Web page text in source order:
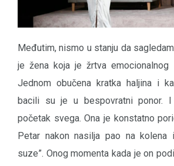
Međutim, nismo u stanju da
je žena koja je žrtva emocionalnog
Jednom obučena kratka haljina i
bacili su je u bespovratni ponor.
početak svega. Ona je konstatno
Petar nakon nasilja pao na kolena
suze”. Onog momenta kada je on